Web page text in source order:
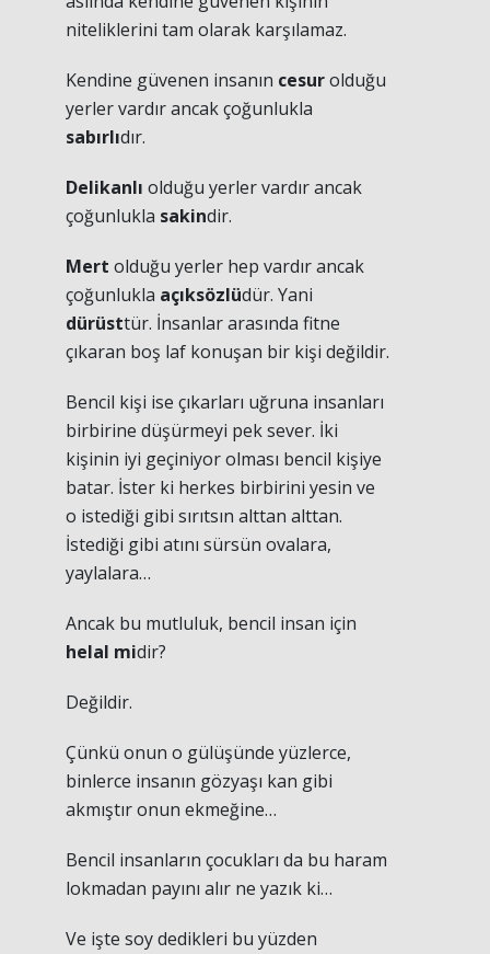
niteliklerini tam olarak karşılamaz.
Kendine güvenen insanın cesurolduğu
yerler vardır ancak çoğunlukla
sabırlıdır.
Delikanlı olduğu yerler vardır ancak
çoğunlukla sakindir.
Mert olduğu yerler hep vardır ancak
çoğunlukla açıksözlüdür. Yani
dürüsttür. İnsanlar arasında fitne
çıkaran boş laf konuşan bir kişi değildir.
Bencil kişi ise çıkarları uğruna insanları
birbirine düşürmeyi pek sever. İki
kişinin iyi geçiniyor olması bencil kişiye
batar. İster ki herkes birbirini yesin ve
o istediği gibi sırıtsın alttan alttan.
İstediği gibi atını sürsün ovalara,
yaylalara…
Ancak bu mutluluk, bencil insan için
helal midir?
Değildir.
Çünkü onun o gülüşünde yüzlerce,
binlerce insanın gözyaşı kan gibi
akmıştır onun ekmeğine…
Bencil insanların çocukları da bu haram
lokmadan payını alır ne yazık ki…
Ve işte soy dedikleri bu yüzden